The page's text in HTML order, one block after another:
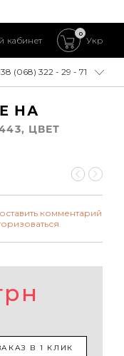
кабинет
0
Укр
(068) 322 - 29 - 71
НА
ЦВЕТ
комментарий
В 1 КЛИК